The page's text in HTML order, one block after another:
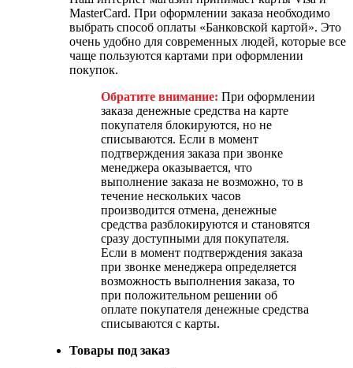
MasterCard. При оформлении заказа необходимо
выбрать способ оплаты «Банковской картой». Это
очень удобно для современных людей, которые все
чаще пользуются картами при оформлении
покупок.
Обратите внимание: При оформлении
заказа денежные средства на карте
покупателя блокируются, но не
списываются. Если в момент
подтверждения заказа при звонке
менеджера оказывается, что
выполнение заказа не возможно, то в
течение нескольких часов
производится отмена, денежные
средства разблокируются и становятся
сразу доступными для покупателя.
Если в момент подтверждения заказа
при звонке менеджера определяется
возможность выполнения заказа, то
при положительном решении об
оплате покупателя денежные средства
списываются с карты.
Товары под заказ